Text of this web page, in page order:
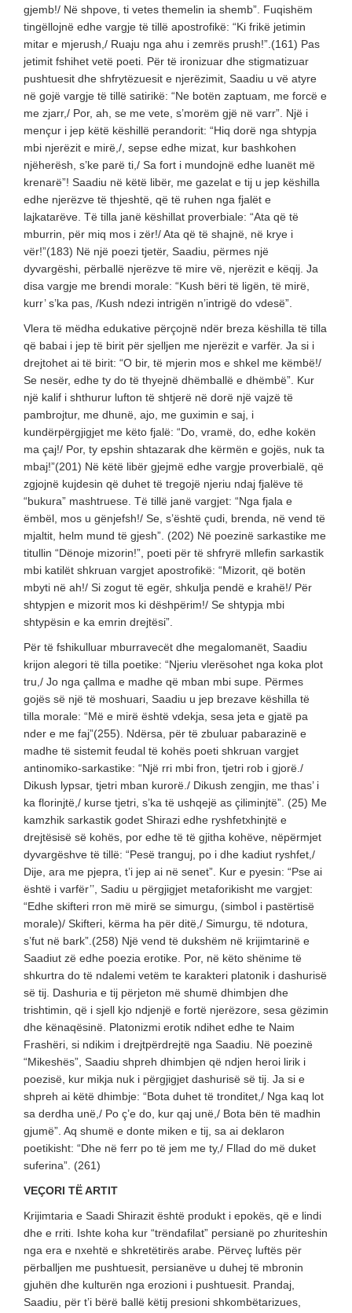
gjemb!/ Në shpove, ti vetes themelin ia shemb”. Fuqishëm
tingëllojnë edhe vargje të tillë apostrofikë: “Ki frikë jetimin
mitar e mjerush,/ Ruaju nga ahu i zemrës prush!”.(161) Pas
jetimit fshihet vetë poeti. Për të ironizuar dhe stigmatizuar
pushtuesit dhe shfrytëzuesit e njerëzimit, Saadiu u vë atyre
në gojë vargje të tillë satirikë: “Ne botën zaptuam, me forcë e
me zjarr,/ Por, ah, se me vete, s’morëm gjë në varr”. Një i
mençur i jep këtë këshillë perandorit: “Hiq dorë nga shtypja
mbi njerëzit e mirë,/, sepse edhe mizat, kur bashkohen
njëherësh, s’ke parë ti,/ Sa fort i mundojnë edhe luanët më
krenarë”! Saadiu në këtë libër, me gazelat e tij u jep këshilla
edhe njerëzve të thjeshtë, që të ruhen nga fjalët e
lajkatarëve. Të tilla janë këshillat proverbiale: “Ata që të
mburrin, për miq mos i zër!/ Ata që të shajnë, në krye i
vër!”(183) Në një poezi tjetër, Saadiu, përmes një
dyvargëshi, përballë njerëzve të mire vë, njerëzit e këqij. Ja
disa vargje me brendi morale: “Kush bëri të ligën, të mirë,
kurr’ s’ka pas, /Kush ndezi intrigën n’intrigë do vdesë”.
Vlera të mëdha edukative përçojnë ndër breza këshilla të tilla
që babai i jep të birit për sjelljen me njerëzit e varfër. Ja si i
drejtohet ai të birit: “O bir, të mjerin mos e shkel me këmbë!/
Se nesër, edhe ty do të thyejnë dhëmballë e dhëmbë”. Kur
një kalif i shthurur lufton të shtjerë në dorë një vajzë të
pambrojtur, me dhunë, ajo, me guximin e saj, i
kundërpërgjigjet me këto fjalë: “Do, vramë, do, edhe kokën
ma çaj!/ Por, ty epshin shtazarak dhe kërmën e gojës, nuk ta
mbaj!”(201) Në këtë libër gjejmë edhe vargje proverbialë, që
zgjojnë kujdesin që duhet të tregojë njeriu ndaj fjalëve të
“bukura” mashtruese. Të tillë janë vargjet: “Nga fjala e
ëmbël, mos u gënjefsh!/ Se, s’është çudi, brenda, në vend të
mjaltit, helm mund të gjesh”. (202) Në poezinë sarkastike me
titullin “Dënoje mizorin!”, poeti për të shfryrë mllefin sarkastik
mbi katilët shkruan vargjet apostrofikë: “Mizorit, që botën
mbyti në ah!/ Si zogut të egër, shkulja pendë e krahë!/ Për
shtypjen e mizorit mos ki dëshpërim!/ Se shtypja mbi
shtypësin e ka emrin drejtësi”.
Për të fshikulluar mburravecët dhe megalomanët, Saadiu
krijon alegori të tilla poetike: “Njeriu vlerësohet nga koka plot
tru,/ Jo nga çallma e madhe që mban mbi supe. Përmes
gojës së një të moshuari, Saadiu u jep brezave këshilla të
tilla morale: “Më e mirë është vdekja, sesa jeta e gjatë pa
nder e me faj”(255). Ndërsa, për të zbuluar pabarazinë e
madhe të sistemit feudal të kohës poeti shkruan vargjet
antinomiko-sarkastike: “Një rri mbi fron, tjetri rob i gjorë./
Dikush lypsar, tjetri mban kurorë./ Dikush zengjin, me thas’ i
ka florinjtë,/ kurse tjetri, s’ka të ushqejë as çiliminjtë”. (25) Me
kamzhik sarkastik godet Shirazi edhe ryshfetxhinjtë e
drejtësisë së kohës, por edhe të të gjitha kohëve, nëpërmjet
dyvargëshve të tillë: “Pesë tranguj, po i dhe kadiut ryshfet,/
Dije, ara me pjepra, t’i jep ai në senet”. Kur e pyesin: “Pse ai
është i varfër’’, Sadiu u përgjigjet metaforikisht me vargjet:
“Edhe skifteri rron më mirë se simurgu, (simbol i pastërtisë
morale)/ Skifteri, kërma ha për ditë,/ Simurgu, të ndotura,
s’fut në bark”.(258) Një vend të dukshëm në krijimtarinë e
Saadiut zë edhe poezia erotike. Por, në këto shënime të
shkurtra do të ndalemi vetëm te karakteri platonik i dashurisë
së tij. Dashuria e tij përjeton më shumë dhimbjen dhe
trishtimin, që i sjell kjo ndjenjë e fortë njerëzore, sesa gëzimin
dhe kënaqësinë. Platonizmi erotik ndihet edhe te Naim
Frashëri, si ndikim i drejtpërdrejtë nga Saadiu. Në poezinë
“Mikeshës”, Saadiu shpreh dhimbjen që ndjen heroi lirik i
poezisë, kur mikja nuk i përgjigjet dashurisë së tij. Ja si e
shpreh ai këtë dhimbje: “Bota duhet të tronditet,/ Nga kaq lot
sa derdha unë,/ Po ç’e do, kur qaj unë,/ Bota bën të madhin
gjumë”. Aq shumë e donte miken e tij, sa ai deklaron
poetikisht: “Dhe në ferr po të jem me ty,/ Fllad do më duket
suferina”. (261)
VEÇORI TË ARTIT
Krijimtaria e Saadi Shirazit është produkt i epokës, që e lindi
dhe e rriti. Ishte koha kur “trëndafilat” persianë po zhuriteshin
nga era e nxehtë e shkretëtirës arabe. Përveç luftës për
përballjen me pushtuesit, persianëve u duhej të mbronin
gjuhën dhe kulturën nga erozioni i pushtuesit. Prandaj,
Saadiu, për t’i bërë ballë këtij presioni shkombëtarizues,